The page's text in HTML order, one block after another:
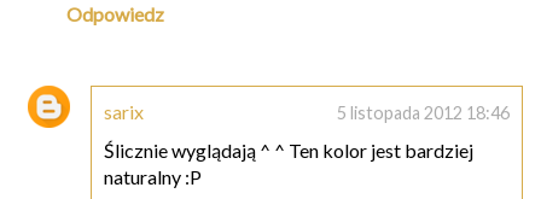
Odpowiedz
sarix 5 listopada 2012 18:46
Ślicznie wyglądają ^ ^ Ten kolor jest bardziej
naturalny :P